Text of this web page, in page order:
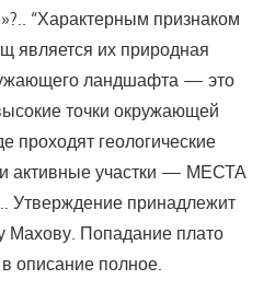
“Характерным признаком
является их природная
ландшафта — это
точки окружающей
проходят геологические
активные участки — МЕСТА
принадлежит
Махову. Попадание плато
описание полное.